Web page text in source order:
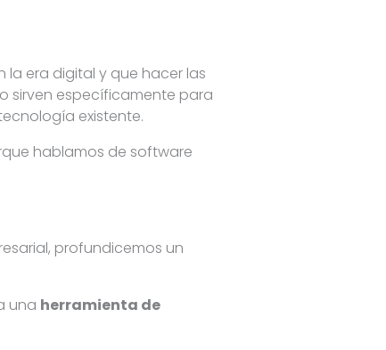
la era digital y que hacer las
sirven específicamente para
existente.
hablamos de software
profundicemos un
una herramienta de